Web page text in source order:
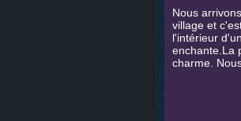
Nous
village et
l'intérieur
enchante.La
charme.